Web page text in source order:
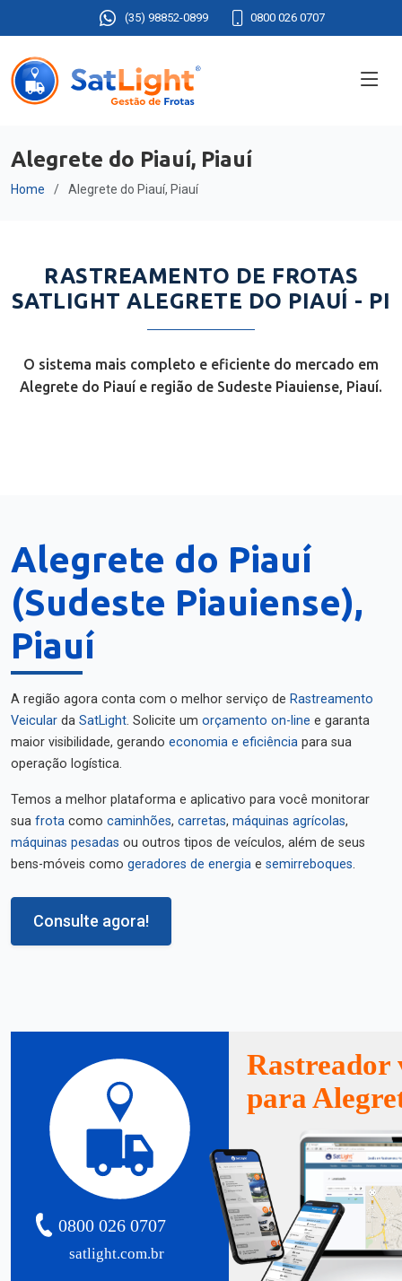
(35) 98852-0899 0800 026 0707
Alegrete do Piauí, Piauí
Home Alegrete do Piauí, Piauí
RASTREAMENTO DE FROTAS
SATLIGHT ALEGRETE DO PIAUÍ - PI
O sistema mais completo e eficiente do mercado em
Alegrete do Piauí e região de Sudeste Piauiense, Piauí.
Alegrete do Piauí
(Sudeste Piauiense),
Piauí
A região agora conta com o melhor serviço de Rastreamento
Veicular da SatLight. Solicite um orçamento on-line e garanta
maior visibilidade, gerando economia e eficiência para sua
operação logística.
Temos a melhor plataforma e aplicativo para você monitorar
sua frota como caminhões, carretas, máquinas agrícolas,
máquinas pesadas ou outros tipos de veículos, além de seus
bens-móveis como geradores de energia e semirreboques.
Consulte agora!
satlight.com.br
0800 026 0707
Rastreador
para